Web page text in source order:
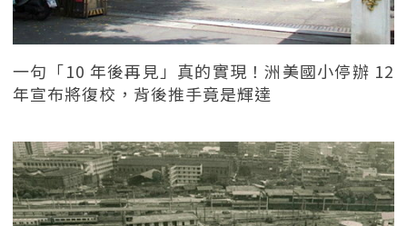
一句「10 年後再見」真的實現！洲美國小停辦 12
年宣布將復校，背後推手竟是輝達